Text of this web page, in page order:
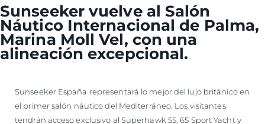
Sunseeker vuelve al Salón
Náutico Internacional de Palma,
Marina Moll Vel, con una
alineación excepcional.
Sunseeker España representará lo mejor del lujo británico en
el primer salón náutico del Mediterráneo. Los visitantes
tendrán acceso exclusivo al Superhawk 55, 65 Sport Yacht y